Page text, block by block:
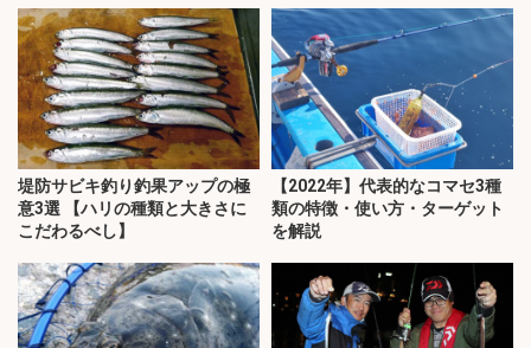
堤防サビキ釣り釣果アップの極
意3選 【ハリの種類と大きさに
こだわるべし】
【2022年】代表的なコマセ3種
類の特徴・使い方・ターゲット
を解説